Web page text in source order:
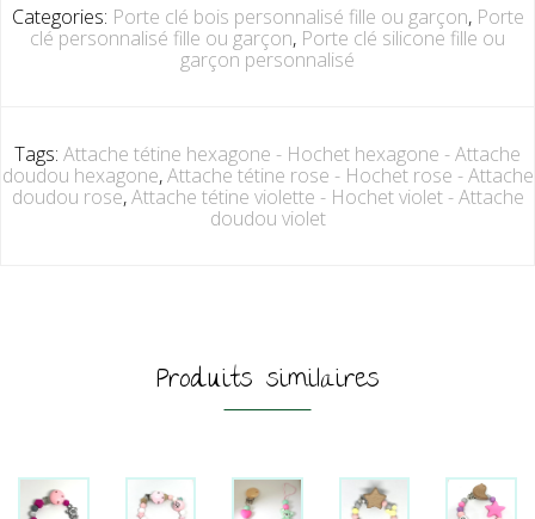
Categories: Porte clé bois personnalisé fille ou garçon, Porte
clé personnalisé fille ou garçon, Porte clé silicone fille ou
garçon personnalisé
Tags: Attache tétine hexagone - Hochet hexagone - Attache
doudou hexagone,Attache tétine rose - Hochet rose - Attache
doudou rose,Attache tétine violette - Hochet violet - Attache
doudou violet
Produits similaires